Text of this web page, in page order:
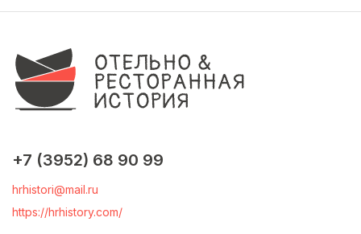
+7 (3952) 68 90 99
hrhistori@mail.ru
https://hrhistory.com/